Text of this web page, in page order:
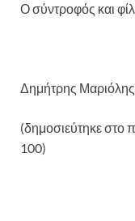
Ο σύντροφός και
Δημήτρης Μαριόλης
(δημοσιεύτηκε στο
100)